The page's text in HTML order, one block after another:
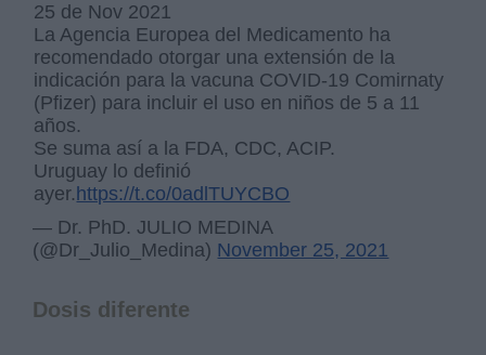
25 de Nov 2021
La Agencia Europea del Medicamento ha
recomendado otorgar una extensión de la
indicación para la vacuna COVID-19 Comirnaty
(Pfizer) para incluir el uso en niños de 5 a 11
años.
Se suma así a la FDA, CDC, ACIP.
Uruguay lo definió
ayer. https://t.co/0adlTUYCBO
— Dr. PhD. JULIO MEDINA
(@Dr_Julio_Medina) November 25, 2021
Dosis diferente